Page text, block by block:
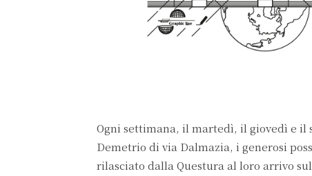
Ogni settimana, il martedì, il giovedì e il
Demetrio di via Dalmazia, i generosi
rilasciato dalla Questura al loro arrivo